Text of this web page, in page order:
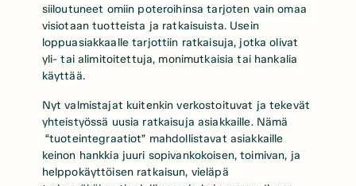
siiloutuneet omiin poteroihinsa tarjoten vain omaa
visiotaan tuotteista ja ratkaisuista. Usein
loppuasiakkaalle tarjottiin ratkaisuja, jotka olivat
yli- tai alimitoitettuja, monimutkaisia tai hankalia
käyttää.
Nyt valmistajat kuitenkin verkostoituvat ja tekevät
yhteistyössä uusia ratkaisuja asiakkaille. Nämä
“tuoteintegraatiot” mahdollistavat asiakkaille
keinon hankkia juuri sopivankokoisen, toimivan, ja
helppokäyttöisen ratkaisun, vieläpä